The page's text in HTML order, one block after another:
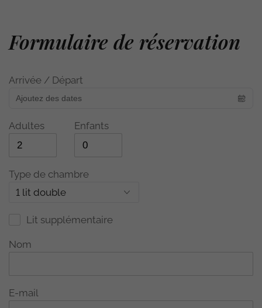
Formulaire de réservation
Arrivée / Départ
Adultes Enfants
Type de chambre
1 lit double
Lit supplémentaire
Nom
E-mail